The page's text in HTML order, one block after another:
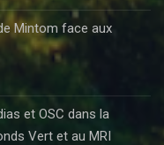
Mintom face aux
et OSC dans la
Vert et au MRI